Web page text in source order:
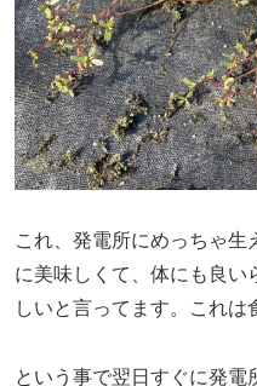
これ、発電所にめっちゃ生
に美味しくて、体にも良い
しいと言ってます。これは
という事で翌日すぐに発電